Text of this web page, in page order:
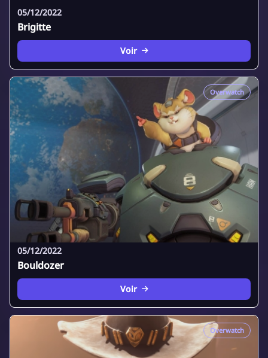
05/12/2022
Brigitte
Voir
Overwatch
05/12/2022
Bouldozer
Voir
Overwatch